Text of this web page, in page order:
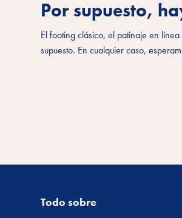
Por supuesto,
El footing clásico, el patinaje en
supuesto. En cualquier caso,
Todo sobre